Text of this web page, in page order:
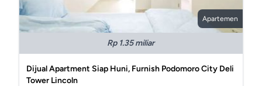
Apartemen
Rp 1.35 miliar
Dijual Apartment Siap Huni, Furnish Podomoro City Deli
Tower Lincoln